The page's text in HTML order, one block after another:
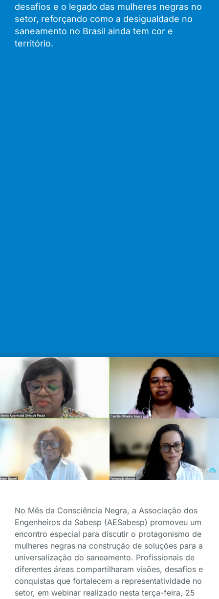
desafios e o legado das mulheres negras no
setor, reforçando como a desigualdade no
saneamento no Brasil ainda tem cor e
território.
No Mês da Consciência Negra, a Associação dos
Engenheiros da Sabesp (AESabesp) promoveu um
encontro especial para discutir o protagonismo de
mulheres negras na construção de soluções para a
universalização do saneamento. Profissionais de
diferentes áreas compartilharam visões, desafios e
conquistas que fortalecem a representatividade no
setor, em webinar realizado nesta terça-feira, 25